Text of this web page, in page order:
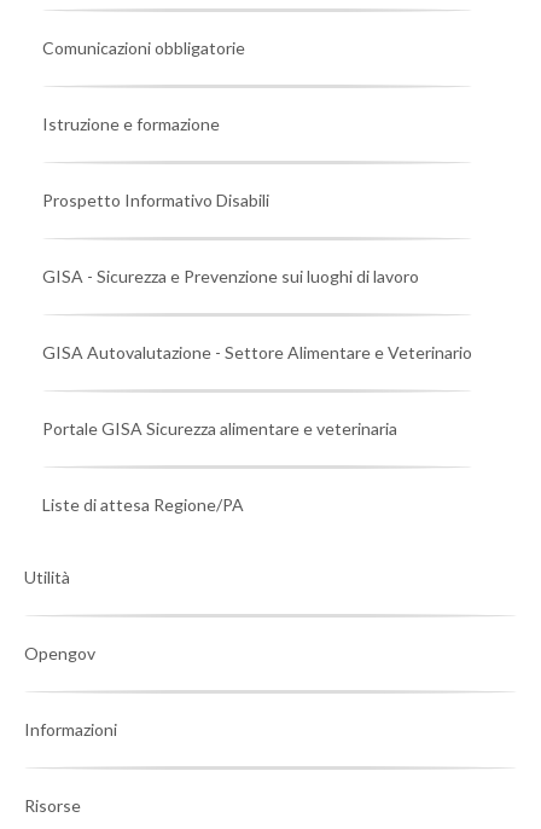
Comunicazioni obbligatorie
Istruzione e formazione
Prospetto Informativo Disabili
GISA - Sicurezza e Prevenzione sui luoghi di lavoro
GISA Autovalutazione - Settore Alimentare e Veterinario
Portale GISA Sicurezza alimentare e veterinaria
Liste di attesa Regione/PA
Utilità
Opengov
Informazioni
Risorse